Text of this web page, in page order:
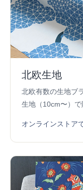
北欧生地
北欧有数の生地ブ
生地（10cm〜）で
オンラインストア